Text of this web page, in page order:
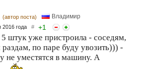
(автор поста) Владимир
2016 года # +1
5 штук уже пристроила - соседям,
по паре буду увозить))) -
не уместятся в машину. А